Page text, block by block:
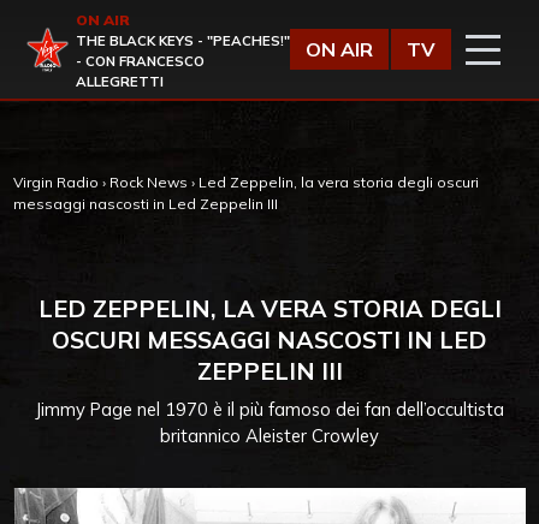
Virgin Radio
ON AIR
THE BLACK KEYS - "PEACHES!"
- CON FRANCESCO
ALLEGRETTI
ON AIR TV
Virgin Radio › Rock News › Led Zeppelin, la vera storia degli oscuri
messaggi nascosti in Led Zeppelin III
LED ZEPPELIN, LA VERA STORIA DEGLI
OSCURI MESSAGGI NASCOSTI IN LED
ZEPPELIN III
Jimmy Page nel 1970 è il più famoso dei fan dell’occultista
britannico Aleister Crowley